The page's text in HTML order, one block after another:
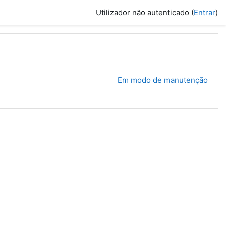
Utilizador não autenticado (Entrar)
Em modo de manutenção